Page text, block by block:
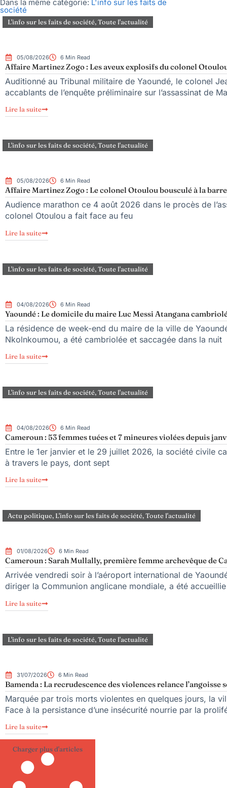
Dans la même catégorie: L'info sur les faits de
société
L'info sur les faits de société,Toute l'actualité
05/08/2026 6 Min Read
Affaire Martinez Zogo : Les aveux explosifs du colonel
Auditionné au Tribunal militaire de Yaoundé, le colonel
accablants de l’enquête préliminaire sur l’assassinat de
Lire la suite
L'info sur les faits de société,Toute l'actualité
05/08/2026 6 Min Read
Affaire Martinez Zogo : Le colonel Otoulou bousculé à la barre
Audience marathon ce 4 août 2026 dans le procès de
colonel Otoulou a fait face au feu
Lire la suite
L'info sur les faits de société,Toute l'actualité
04/08/2026 6 Min Read
Yaoundé : Le domicile du maire Luc Messi Atangana
La résidence de week-end du maire de la ville de
Nkolnkoumou, a été cambriolée et saccagée dans la nuit
Lire la suite
L'info sur les faits de société,Toute l'actualité
04/08/2026 6 Min Read
Cameroun : 53 femmes tuées et 7 mineures violées depuis
Entre le 1er janvier et le 29 juillet 2026, la société civile
à travers le pays, dont sept
Lire la suite
Actu politique, L'info sur les faits de société,Toute l'actualité
01/08/2026 6 Min Read
Cameroun : Sarah Mullally, première femme archevêque de
Arrivée vendredi soir à l’aéroport international de
diriger la Communion anglicane mondiale, a été
Lire la suite
L'info sur les faits de société,Toute l'actualité
31/07/2026 6 Min Read
Bamenda : La recrudescence des violences relance
Marquée par trois morts violentes en quelques jours, la
Face à la persistance d’une insécurité nourrie par la
Lire la suite
Charger plus d'articles